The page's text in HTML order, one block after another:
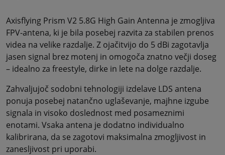
Axisflying Prism V2 5.8G High Gain Antenna je zmogljiva
FPV-antena, ki je bila posebej razvita za stabilen prenos
videa na velike razdalje. Z ojačitvijo do 5 dBi zagotavlja
jasen signal brez motenj in omogoča znatno večji doseg
– idealno za freestyle, dirke in lete na dolge razdalje.
Zahvaljujoč sodobni tehnologiji izdelave LDS antena
ponuja posebej natančno uglaševanje, majhne izgube
signala in visoko doslednost med posameznimi
enotami. Vsaka antena je dodatno individualno
kalibrirana, da se zagotovi maksimalna zmogljivost in
zanesljivost pri uporabi.